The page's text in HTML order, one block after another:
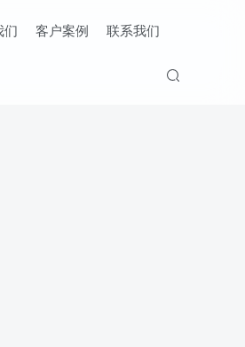
们 客户案例 联系我们